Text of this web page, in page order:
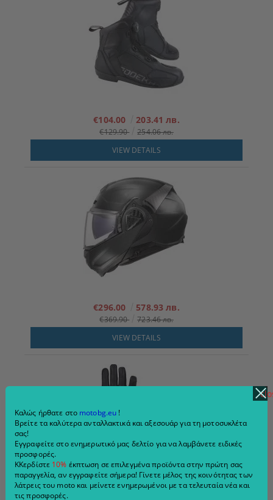
€104.00 203.41 лв.
€129.90
254.06 лв.
VIEW DETAILS
€296.00 578.93 лв.
€369.90
723.46 лв.
VIEW DETAILS
Γάντια μοτοσικλέτας Modeka Miako AIr Μαύρο/Λευκό
Καλώς ήρθατε στο motobg.eu !
Βρείτε τα καλύτερα ανταλλακτικά και αξεσουάρ για τη μοτοσυκλέτα
σας!
Εγγραφείτε στο ενημερωτικό μας δελτίο για να λαμβάνετε ειδικές
προσφορές.
ΚΚερδίστε 10% έκπτωση σε επιλεγμένα προϊόντα στην πρώτη σας
παραγγελία, αν εγγραφείτε σήμερα! Γίνετε μέλος της κοινότητας των
λάτρεις του moto και μείνετε ενημερωμένοι με τα τελευταία νέα και
τις προσφορές.